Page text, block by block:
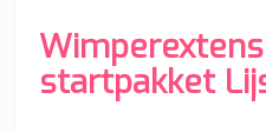
startpakket